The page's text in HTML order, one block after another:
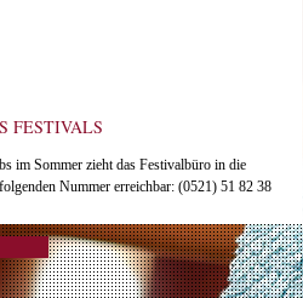
FESTIVALS
im Sommer zieht das Festivalbüro in die
Nummer erreichbar: (0521) 51 82 38